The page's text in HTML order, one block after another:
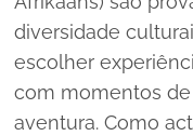
diversidade
escolher
com momentos
aventura. Como